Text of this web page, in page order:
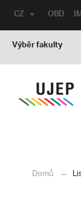
OBD
CZ
Výběr fakulty
Domů